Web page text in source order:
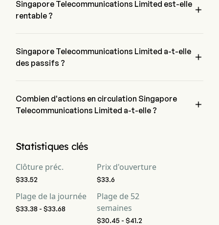
Flux de trésorerie
libre
Marge brute
opérationnelle
Marge bénéficiaire 39.31% 29.95%
trésorerie libre
EBITDA 3,968 1,994
Marge EBITDA 27.82%
D&A pour le résultat
2,343
Singapore Telecommunications Limited est-elle
rentable ?

Singapore Telecommunications Limited a-t-elle
des passifs ?

Combien d'actions en circulation Singapore
Telecommunications Limited a-t-elle ?

Statistiques clés
Clôture préc.
$33.52
Prix d'ouverture
$33.6
Plage de la journée
$33.38 - $33.68
Plage de 52
semaines
$30.45 - $41.2